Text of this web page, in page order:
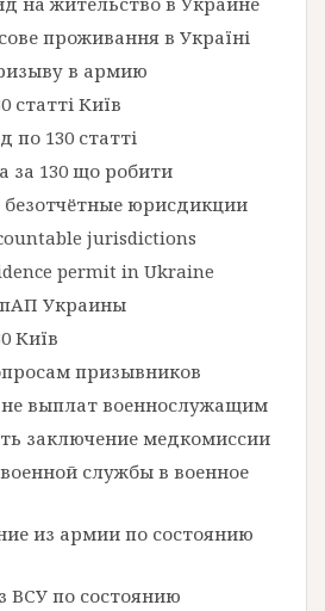
проживання в Україні
в армию
статті Київ
по 130 статті
за 130 що робити
безотчётные юрисдикции
jurisdictions
permit in Ukraine
Украины
Київ
призывников
выплат военнослужащим
заключение медкомиссии
службы в военное
из армии по состоянию
ВСУ по состоянию